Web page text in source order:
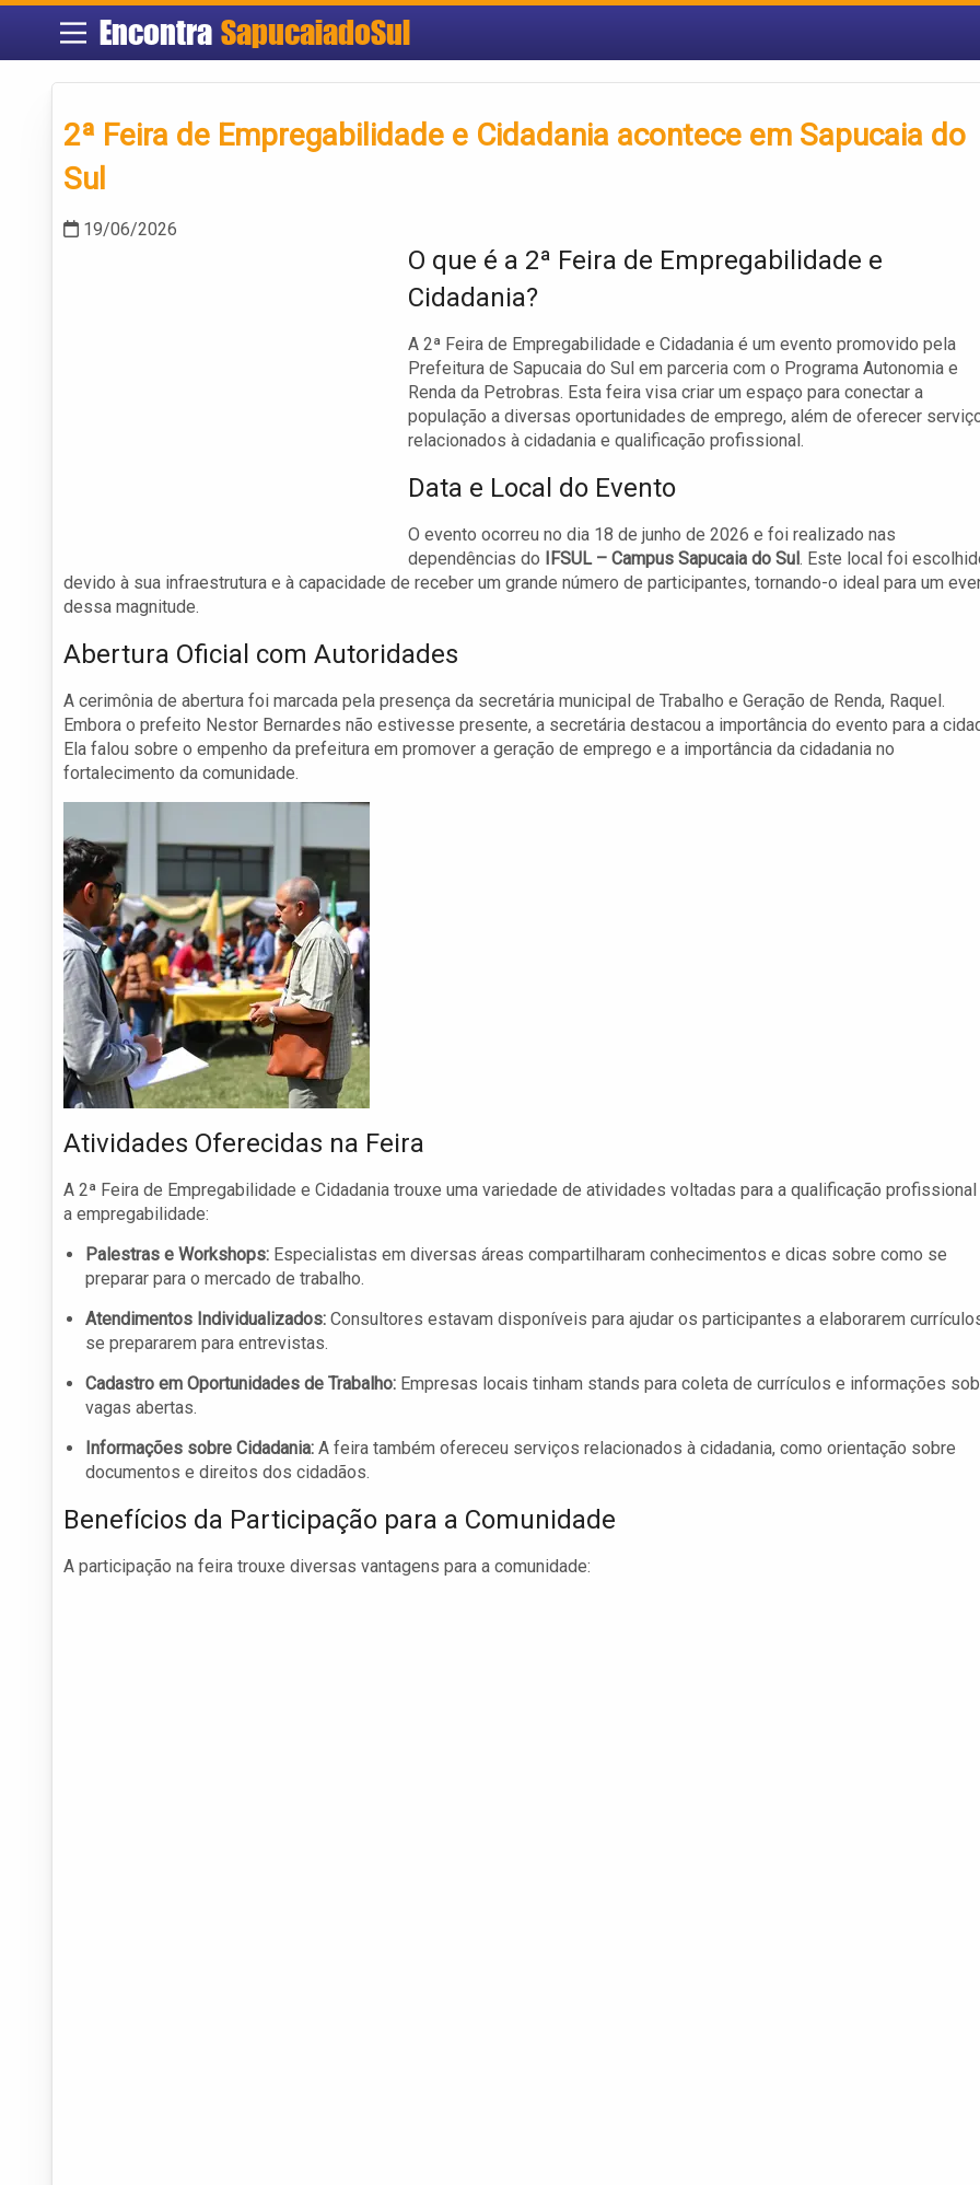
Encontra SapucaiadoSul
2ª Feira de Empregabilidade e Cidadania acontece em Sapucaia do
Sul
19/06/2026
O que é a 2ª Feira de Empregabilidade e
Cidadania?
A 2ª Feira de Empregabilidade e Cidadania é um evento promovido pela
Prefeitura de Sapucaia do Sul em parceria com o Programa Autonomia e
Renda da Petrobras. Esta feira visa criar um espaço para conectar a
população a diversas oportunidades de emprego, além de oferecer
relacionados à cidadania e qualificação profissional.
Data e Local do Evento
O evento ocorreu no dia 18 de junho de 2026 e foi realizado nas
dependências do
IFSUL – Campus Sapucaia do Sul . Este local foi
devido à sua infraestrutura e à capacidade de receber um grande número de participantes, tornando-o ideal para um
dessa magnitude.
Abertura Oficial com Autoridades
A cerimônia de abertura foi marcada pela presença da secretária municipal de Trabalho e Geração de Renda, Raquel.
Embora o prefeito Nestor Bernardes não estivesse presente, a secretária destacou a importância do evento para a
Ela falou sobre o empenho da prefeitura em promover a geração de emprego e a importância da cidadania no
fortalecimento da comunidade.
Atividades Oferecidas na Feira
A 2ª Feira de Empregabilidade e Cidadania trouxe uma variedade de atividades voltadas para a qualificação
a empregabilidade:
Palestras e Workshops: Especialistas em diversas áreas compartilharam conhecimentos e dicas sobre como se
preparar para o mercado de trabalho.
Atendimentos Individualizados: Consultores estavam disponíveis para ajudar os participantes a elaborarem
se prepararem para entrevistas.
Cadastro em Oportunidades de Trabalho: Empresas locais tinham stands para coleta de currículos e informações
vagas abertas.
Informações sobre Cidadania: A feira também ofereceu serviços relacionados à cidadania, como orientação sobre
documentos e direitos dos cidadãos.
Benefícios da Participação para a Comunidade
A participação na feira trouxe diversas vantagens para a comunidade: